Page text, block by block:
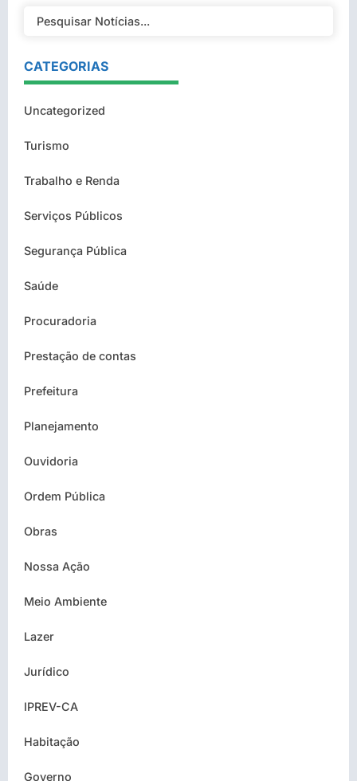
CATEGORIAS
Uncategorized
Turismo
Trabalho e Renda
Serviços Públicos
Segurança Pública
Saúde
Procuradoria
Prestação de contas
Prefeitura
Planejamento
Ouvidoria
Ordem Pública
Obras
Nossa Ação
Meio Ambiente
Lazer
Jurídico
IPREV-CA
Habitação
Governo